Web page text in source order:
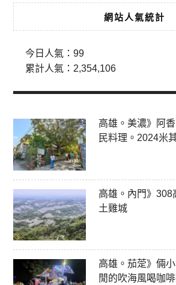
網站人氣統計
今日人氣：99
累計人氣： 2,354,106
高雄。美濃》阿
民料理。2024米
高雄。內門》308
土雞城
高雄。茄萣》倆
閒的吹海風喝咖